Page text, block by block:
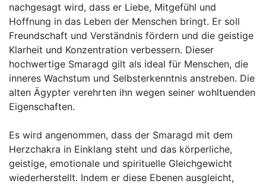
nachgesagt wird, dass er Liebe, Mitgefühl und
Hoffnung in das Leben der Menschen bringt. Er soll
Freundschaft und Verständnis fördern und die geistige
Klarheit und Konzentration verbessern. Dieser
hochwertige Smaragd gilt als ideal für Menschen, die
inneres Wachstum und Selbsterkenntnis anstreben. Die
alten Ägypter verehrten ihn wegen seiner wohltuenden
Eigenschaften.
Es wird angenommen, dass der Smaragd mit dem
Herzchakra in Einklang steht und das körperliche,
geistige, emotionale und spirituelle Gleichgewicht
wiederherstellt. Indem er diese Ebenen ausgleicht,